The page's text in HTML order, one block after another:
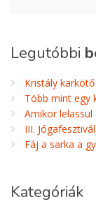
Legutóbbi
Kristály
Több mint egy
Amikor
III.
Fáj a sarka a
Kategóriák